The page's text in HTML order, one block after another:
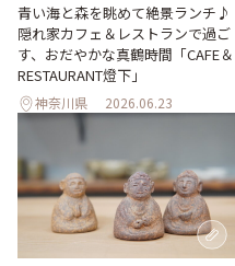
青い海と森を眺めて絶景ランチ♪
隠れ家カフェ＆レストランで過ご
す、おだやかな真鶴時間「CAFE＆
RESTAURANT燈下」
神奈川県 2026.06.23